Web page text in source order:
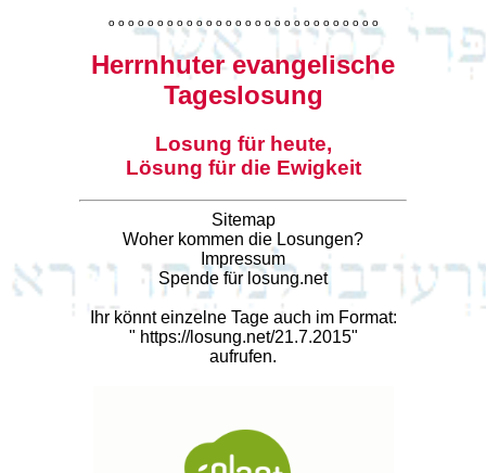
o o o o o o o o o o o o o o o o o o o o o o o o o o o o
Herrnhuter evangelische
Tageslosung
Losung für heute,
Lösung für die Ewigkeit
Sitemap
Woher kommen die Losungen?
Impressum
Spende für losung.net
Ihr könnt einzelne Tage auch im Format:
" https://losung.net/21.7.2015"
aufrufen.